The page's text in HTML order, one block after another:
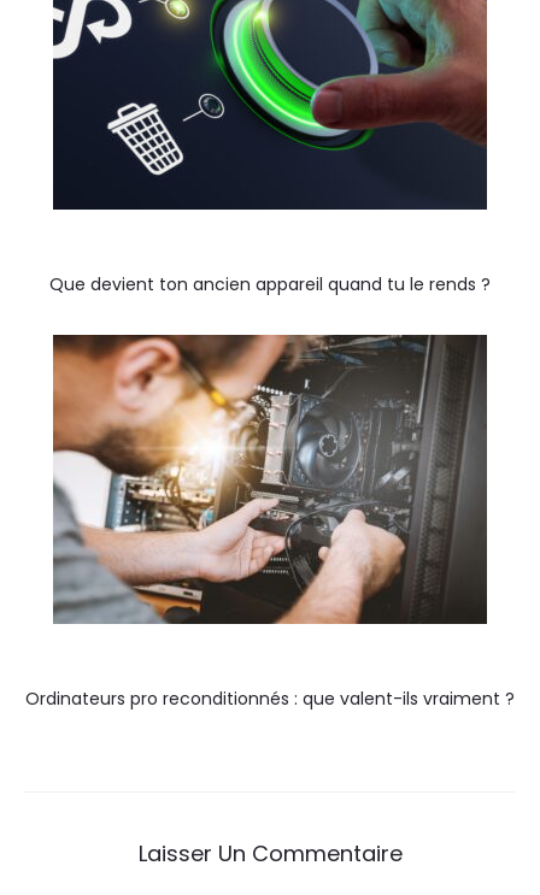
Que devient ton ancien appareil quand tu le rends ?
Ordinateurs pro reconditionnés : que valent-ils vraiment ?
Laisser Un Commentaire